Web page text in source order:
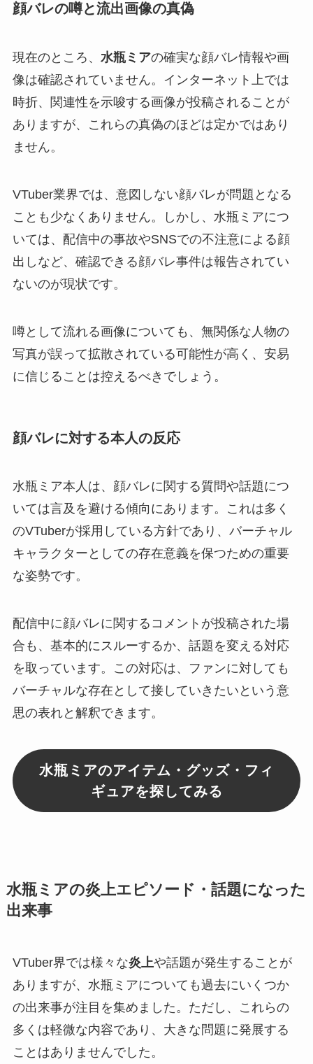
顔バレの噂と流出画像の真偽
現在のところ、 水瓶ミアの確実な顔バレ情報や画
像は確認されていません。インターネット上では
時折、関連性を示唆する画像が投稿されることが
ありますが、これらの真偽のほどは定かではあり
ません。
VTuber業界では、意図しない顔バレが問題となる
ことも少なくありません。しかし、水瓶ミアにつ
いては、配信中の事故やSNSでの不注意による顔
出しなど、確認できる顔バレ事件は報告されてい
ないのが現状です。
噂として流れる画像についても、無関係な人物の
写真が誤って拡散されている可能性が高く、安易
に信じることは控えるべきでしょう。
顔バレに対する本人の反応
水瓶ミア本人は、顔バレに関する質問や話題につ
いては言及を避ける傾向にあります。これは多く
のVTuberが採用している方針であり、バーチャル
キャラクターとしての存在意義を保つための重要
な姿勢です。
配信中に顔バレに関するコメントが投稿された場
合も、基本的にスルーするか、話題を変える対応
を取っています。この対応は、ファンに対しても
バーチャルな存在として接していきたいという意
思の表れと解釈できます。
水瓶ミアのアイテム・グッズ・フィ
ギュアを探してみる
水瓶ミアの炎上エピソード・話題になった
出来事
VTuber界では様々な炎上や話題が発生することが
ありますが、水瓶ミアについても過去にいくつか
の出来事が注目を集めました。ただし、これらの
多くは軽微な内容であり、大きな問題に発展する
ことはありませんでした。